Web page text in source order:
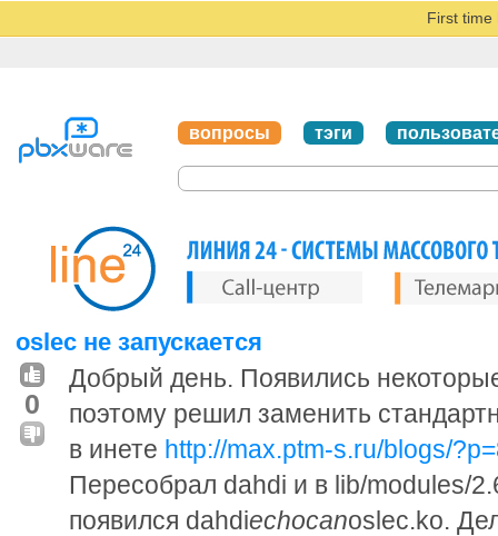
First time
вопросы тэги
oslec не запускается
0
Добрый день. Появились
поэтому решил заменить
в инете http://max.ptm-s.ru/blogs/
Пересобрал dahdi и в lib/modules/
появился dahdiechocanoslec.ko.